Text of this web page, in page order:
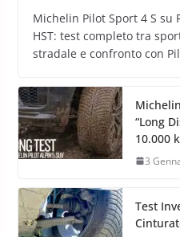
Michelin Pilot Sport 4 S su
HST: test completo tra
stradale e confronto con
“Long
10.000
3
Test